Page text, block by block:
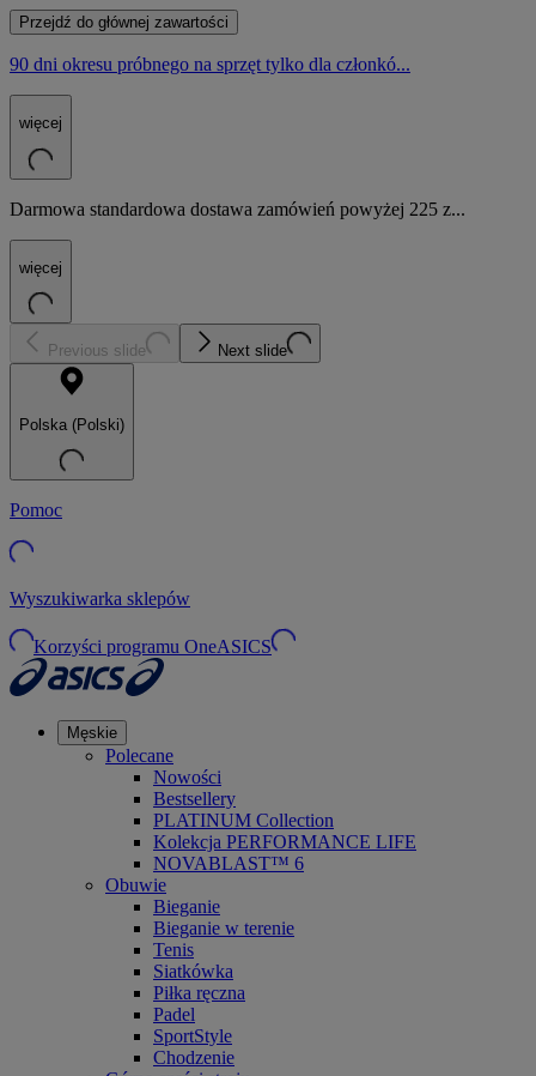
Przejdź do głównej zawartości
90 dni okresu próbnego na sprzęt tylko dla członkó...
więcej
Darmowa standardowa dostawa zamówień powyżej 225 z...
więcej
Previous slide Next slide
Polska (Polski)
Pomoc
Wyszukiwarka sklepów
Korzyści programu OneASICS
Męskie
Polecane
Nowości
Bestsellery
PLATINUM Collection
Kolekcja PERFORMANCE LIFE
NOVABLAST™ 6
Obuwie
Bieganie
Bieganie w terenie
Tenis
Siatkówka
Piłka ręczna
Padel
SportStyle
Chodzenie